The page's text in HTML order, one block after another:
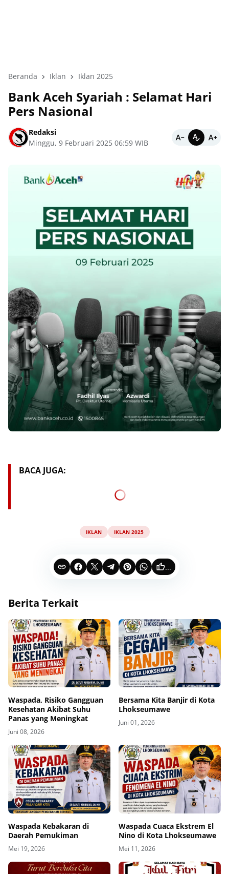
Beranda Iklan Iklan 2025
Bank Aceh Syariah : Selamat Hari
Pers Nasional
Redaksi
Minggu, 9 Februari 2025 06:59 WIB
BACA JUGA:
IKLAN IKLAN 2025
...
Berita Terkait
Waspada, Risiko Gangguan
Kesehatan Akibat Suhu
Panas yang Meningkat
Juni 08, 2026
Bersama Kita Banjir di Kota
Lhokseumawe
Juni 01, 2026
Waspada Kebakaran di
Daerah Pemukiman
Mei 19, 2026
Waspada Cuaca Ekstrem El
Nino di Kota Lhokseumawe
Mei 11, 2026